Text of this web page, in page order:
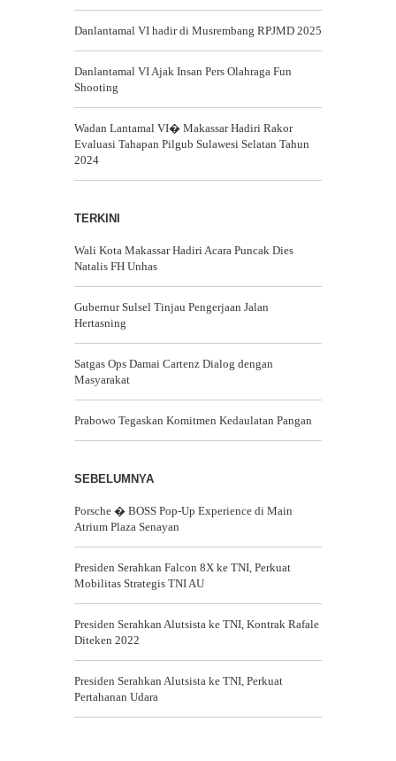
Danlantamal VI hadir di Musrembang RPJMD 2025
Danlantamal VI Ajak Insan Pers Olahraga Fun
Shooting
Wadan Lantamal VI� Makassar Hadiri Rakor
Evaluasi Tahapan Pilgub Sulawesi Selatan Tahun
2024
TERKINI
Wali Kota Makassar Hadiri Acara Puncak Dies
Natalis FH Unhas
Gubernur Sulsel Tinjau Pengerjaan Jalan
Hertasning
Satgas Ops Damai Cartenz Dialog dengan
Masyarakat
Prabowo Tegaskan Komitmen Kedaulatan Pangan
SEBELUMNYA
Porsche � BOSS Pop-Up Experience di Main
Atrium Plaza Senayan
Presiden Serahkan Falcon 8X ke TNI, Perkuat
Mobilitas Strategis TNI AU
Presiden Serahkan Alutsista ke TNI, Kontrak Rafale
Diteken 2022
Presiden Serahkan Alutsista ke TNI, Perkuat
Pertahanan Udara